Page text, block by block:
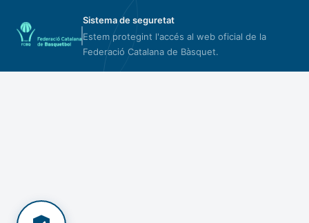
Sistema de seguretat
Estem protegint l'accés al web oficial de la
Federació Catalana de Bàsquet.